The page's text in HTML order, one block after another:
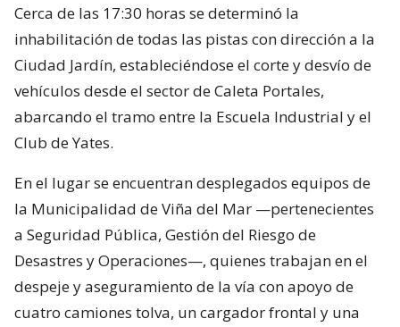
Cerca de las 17:30 horas se determinó la
inhabilitación de todas las pistas con dirección a la
Ciudad Jardín, estableciéndose el corte y desvío de
vehículos desde el sector de Caleta Portales,
abarcando el tramo entre la Escuela Industrial y el
Club de Yates.
En el lugar se encuentran desplegados equipos de
la Municipalidad de Viña del Mar —pertenecientes
a Seguridad Pública, Gestión del Riesgo de
Desastres y Operaciones—, quienes trabajan en el
despeje y aseguramiento de la vía con apoyo de
cuatro camiones tolva, un cargador frontal y una